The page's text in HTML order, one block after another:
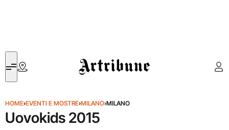
Artribune
HOME›EVENTI E MOSTRE›MILANO›MILANO
Uovokids 2015